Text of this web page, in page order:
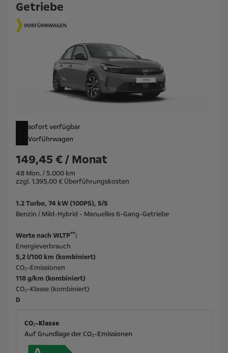
Getriebe
sofort verfügbar
Vorführwagen
149,45 € / Monat
48 Mon. / 5.000 km
zzgl. 1.395,00 € Überführungskosten
1.2 Turbo, 74 kW (100PS), S/S
Benzin / Mild-Hybrid - Manuelles 6-Gang-Getriebe
Werte nach WLTP**:
Energieverbrauch
5,2 l/100 km (kombiniert)
CO₂-Emissionen
118 g/km (kombiniert)
CO₂-Klasse (kombiniert)
D
CO₂-Klasse
Auf Grundlage der CO₂-Emissionen